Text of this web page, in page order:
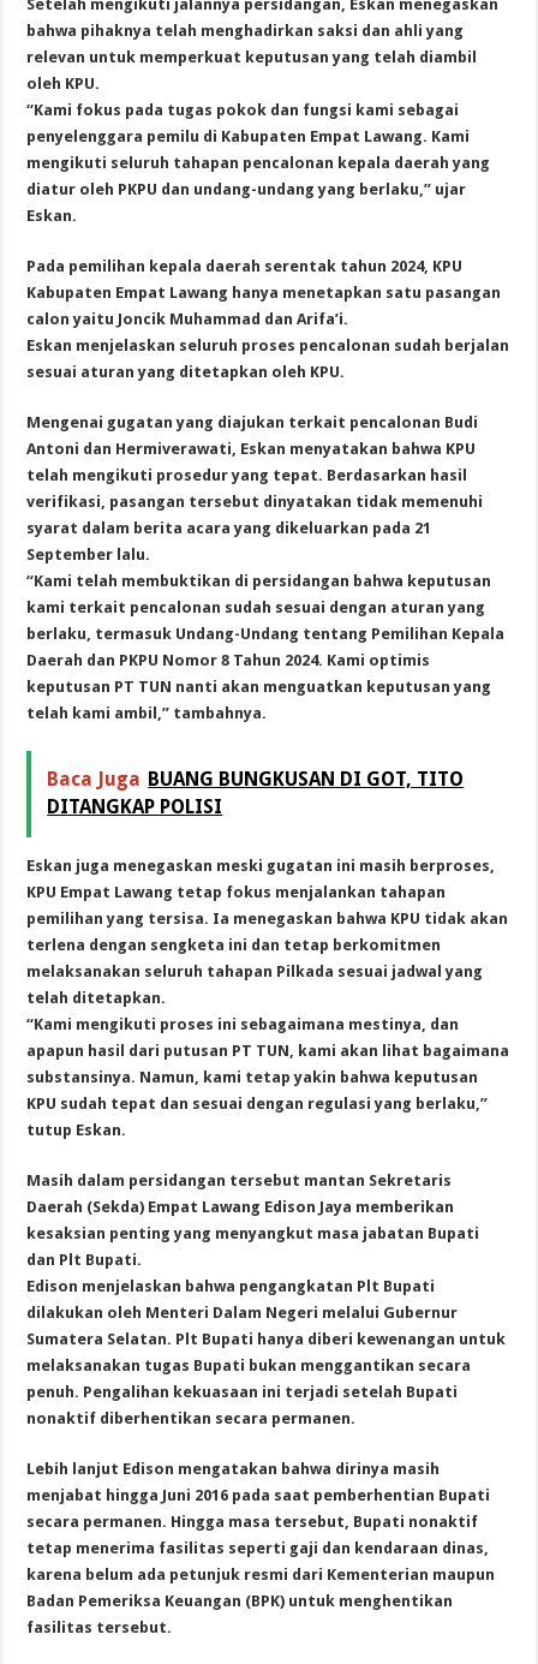
Setelah mengikuti jalannya persidangan, Eskan menegaskan
bahwa pihaknya telah menghadirkan saksi dan ahli yang
relevan untuk memperkuat keputusan yang telah diambil
oleh KPU.
“Kami fokus pada tugas pokok dan fungsi kami sebagai
penyelenggara pemilu di Kabupaten Empat Lawang. Kami
mengikuti seluruh tahapan pencalonan kepala daerah yang
diatur oleh PKPU dan undang-undang yang berlaku,” ujar
Eskan.
Pada pemilihan kepala daerah serentak tahun 2024, KPU
Kabupaten Empat Lawang hanya menetapkan satu pasangan
calon yaitu Joncik Muhammad dan Arifa’i.
Eskan menjelaskan seluruh proses pencalonan sudah berjalan
sesuai aturan yang ditetapkan oleh KPU.
Mengenai gugatan yang diajukan terkait pencalonan Budi
Antoni dan Hermiverawati, Eskan menyatakan bahwa KPU
telah mengikuti prosedur yang tepat. Berdasarkan hasil
verifikasi, pasangan tersebut dinyatakan tidak memenuhi
syarat dalam berita acara yang dikeluarkan pada 21
September lalu.
“Kami telah membuktikan di persidangan bahwa keputusan
kami terkait pencalonan sudah sesuai dengan aturan yang
berlaku, termasuk Undang-Undang tentang Pemilihan Kepala
Daerah dan PKPU Nomor 8 Tahun 2024. Kami optimis
keputusan PT TUN nanti akan menguatkan keputusan yang
telah kami ambil,” tambahnya.
Baca Juga BUANG BUNGKUSAN DI GOT, TITO
DITANGKAP POLISI
Eskan juga menegaskan meski gugatan ini masih berproses,
KPU Empat Lawang tetap fokus menjalankan tahapan
pemilihan yang tersisa. Ia menegaskan bahwa KPU tidak akan
terlena dengan sengketa ini dan tetap berkomitmen
melaksanakan seluruh tahapan Pilkada sesuai jadwal yang
telah ditetapkan.
“Kami mengikuti proses ini sebagaimana mestinya, dan
apapun hasil dari putusan PT TUN, kami akan lihat bagaimana
substansinya. Namun, kami tetap yakin bahwa keputusan
KPU sudah tepat dan sesuai dengan regulasi yang berlaku,”
tutup Eskan.
Masih dalam persidangan tersebut mantan Sekretaris
Daerah (Sekda) Empat Lawang Edison Jaya memberikan
kesaksian penting yang menyangkut masa jabatan Bupati
dan Plt Bupati.
Edison menjelaskan bahwa pengangkatan Plt Bupati
dilakukan oleh Menteri Dalam Negeri melalui Gubernur
Sumatera Selatan. Plt Bupati hanya diberi kewenangan untuk
melaksanakan tugas Bupati bukan menggantikan secara
penuh. Pengalihan kekuasaan ini terjadi setelah Bupati
nonaktif diberhentikan secara permanen.
Lebih lanjut Edison mengatakan bahwa dirinya masih
menjabat hingga Juni 2016 pada saat pemberhentian Bupati
secara permanen. Hingga masa tersebut, Bupati nonaktif
tetap menerima fasilitas seperti gaji dan kendaraan dinas,
karena belum ada petunjuk resmi dari Kementerian maupun
Badan Pemeriksa Keuangan (BPK) untuk menghentikan
fasilitas tersebut.